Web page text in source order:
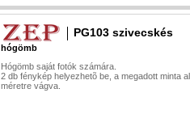
PG103 szivecskés
hógömb
Hógömb saját fotók számára.
2 db fénykép helyezhetõ be, a megadott minta
méretre vágva.